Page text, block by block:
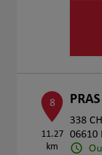
8
11.27
km
338
06610